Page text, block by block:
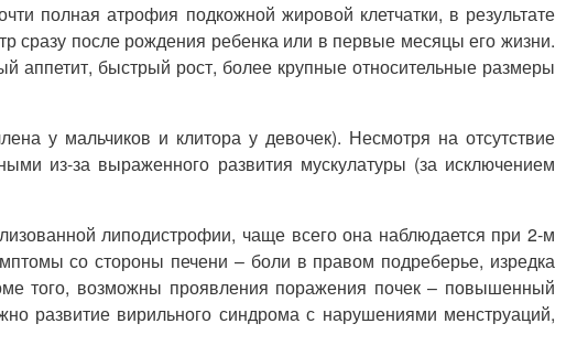
полная атрофия подкожной жировой клетчатки, в результате
сразу после рождения ребенка или в первые месяцы его жизни.
быстрый рост, более крупные относительные размеры
у мальчиков и клитора у девочек). Несмотря на отсутствие
из-за выраженного развития мускулатуры (за исключением
липодистрофии, чаще всего она наблюдается при 2-м
со стороны печени – боли в правом подреберье, изредка
того, возможны проявления поражения почек – повышенный
развитие вирильного синдрома с нарушениями менструаций,